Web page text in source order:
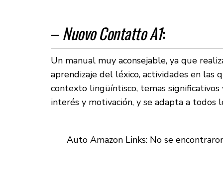
–Nuovo Contatto A1:
Un manual muy aconsejable, ya que
aprendizaje del léxico, actividades en
contexto lingüíntisco, temas
interés y motivación, y se adapta a todos
Auto Amazon Links: No se